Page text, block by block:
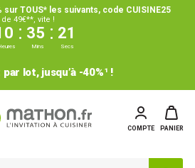
TOUS* les suivants, code CUISINE25
49€**, vite !
: 35 : 20
Mins Secs
lot, jusqu’à -40%¹ !
COMPTE PANIER